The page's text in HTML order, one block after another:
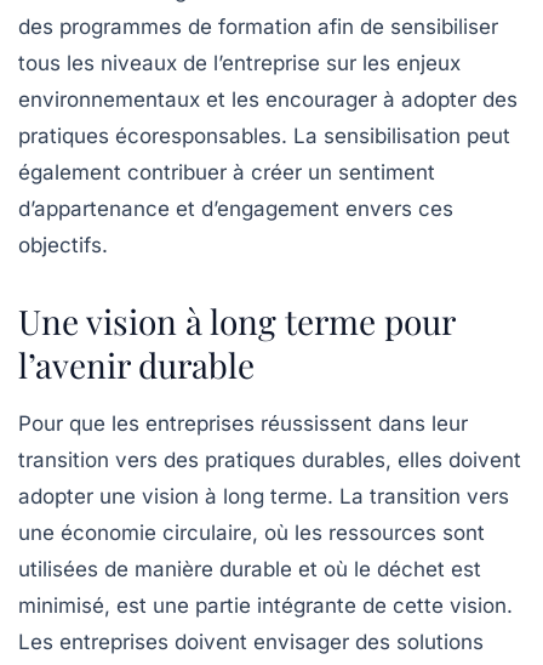
des programmes de formation afin de sensibiliser
tous les niveaux de l’entreprise sur les enjeux
environnementaux et les encourager à adopter des
pratiques écoresponsables. La sensibilisation peut
également contribuer à créer un sentiment
d’appartenance et d’engagement envers ces
objectifs.
Une vision à long terme pour
l’avenir durable
Pour que les entreprises réussissent dans leur
transition vers des pratiques durables, elles doivent
adopter une vision à long terme. La transition vers
une économie circulaire, où les ressources sont
utilisées de manière durable et où le déchet est
minimisé, est une partie intégrante de cette vision.
Les entreprises doivent envisager des solutions